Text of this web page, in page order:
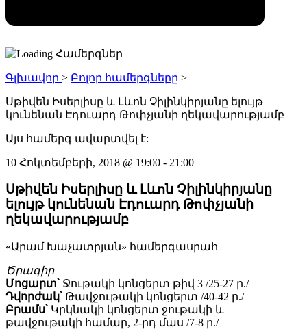
Գլխավոր > Բոլոր համերգները >
Սթիվեն Իսերլիսը և Լևոն Չիլինկիրյանը ելույթ
կունենան Էդուարդ Թոփչյանի ղեկավարությամբ
Այս համերգ ավարտվել է:
10 Հոկտեմբերի, 2018 @ 19:00 - 21:00
Սթիվեն Իսերլիսը և Լևոն Չիլինկիրյանը
ելույթ կունենան Էդուարդ Թոփչյանի
ղեկավարությամբ
«Արամ Խաչատրյան» համերգասրահ
Ծրագիր
Մոցարտ՝Ջութակի կոնցերտ թիվ 3 /25-27 ր./
Դվորժակ՝Թավջութակի կոնցերտ /40-42 ր./
Բրամս՝Կրկնակի կոնցերտ ջութակի և
թավջութակի համար, 2-րդ մաս /7-8 ր./